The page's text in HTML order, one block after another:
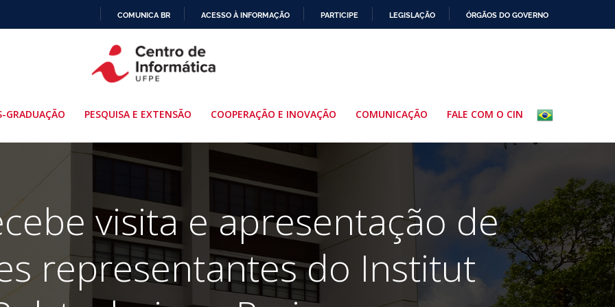
PARA
O
COMUNICA BR ACESSO À INFORMAÇÃO PARTICIPE LEGISLAÇÃO ÓRGÃOS DO GOVERNO
GRADUAÇÃO PESQUISA E EXTENSÃO COOPERAÇÃO E INOVAÇÃO COMUNICAÇÃO FALE COM O CIN
visita e apresentação de
representantes do Institut